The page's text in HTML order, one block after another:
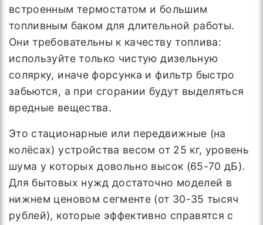
встроенным термостатом и большим
топливным баком для длительной работы.
Они требовательны к качеству топлива:
используйте только чистую дизельную
солярку, иначе форсунка и фильтр быстро
забьются, а при сгорании будут выделяться
вредные вещества.
Это стационарные или передвижные (на
колёсах) устройства весом от 25 кг, уровень
шума у которых довольно высок (65-70 дБ).
Для бытовых нужд достаточно моделей в
нижнем ценовом сегменте (от 30-35 тысяч
рублей), которые эффективно справятся с